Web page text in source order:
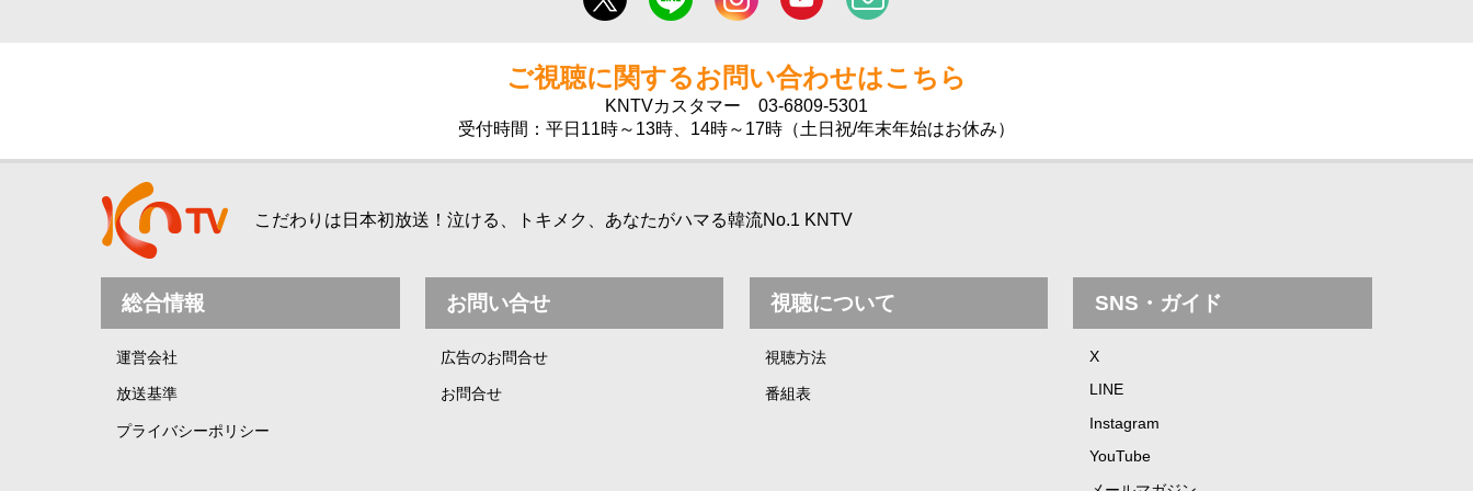
ご視聴に関するお問い合わせはこちら
KNTVカスタマー 03-6809-5301
受付時間：平日11時～13時、14時～17時（土日祝/年末年始はお休み）
こだわりは日本初放送！泣ける、トキメク、あなたがハマる韓流No.1 KNTV
総合情報
運営会社
放送基準
プライバシーポリシー
お問い合せ
広告のお問合せ
お問合せ
視聴について
視聴方法
番組表
SNS・ガイド
X
LINE
Instagram
YouTube